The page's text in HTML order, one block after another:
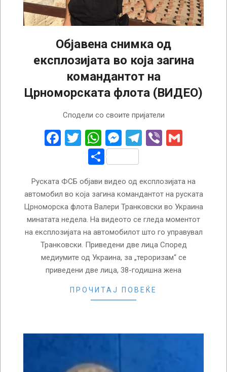
Објавена снимка од
експлозијата во која загина
командантот на
Црноморската флота (ВИДЕО)
Сподели со своите пријатели
Facebook
Twitter
WhatsApp
Messenger
Telegram
Viber
Share
Руската ФСБ објави видео од експлозијата на
автомобил во која загина командантот на руската
Црноморска флота Валери Транковски во Украина
минатата недела. На видеото се гледа моментот
на експлозијата на автомобилот што го управувал
Транковски. Приведени две лица Според
медиумите од Украина, за „тероризам“ се
приведени две лица, 38-годишна жена
ПРОЧИТАЈ ПОВЕЌЕ